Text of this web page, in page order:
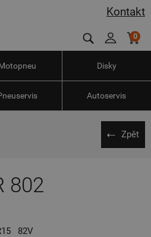
Kontakt
0
Disky
Autoservis
Zpět
802
82V